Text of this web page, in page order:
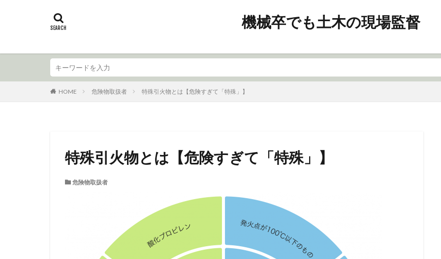
機械卒でも土木の現場監督
HOME 危険物取扱者 特殊引火物とは【危険すぎて「特殊」】
特殊引火物とは【危険すぎて「特殊」】
危険物取扱者